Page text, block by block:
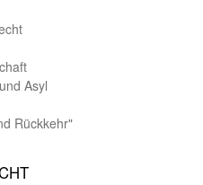
Asyl
Rückkehr"